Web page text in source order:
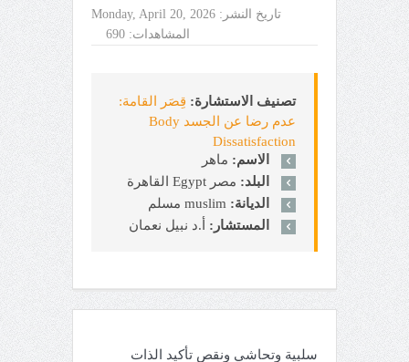
تاريخ النشر: Monday, April 20, 2026
المشاهدات: 690
تصنيف الاستشارة: قِصَر القامة:
عدم رضا عن الجسد Body
Dissatisfaction
الاسم: ماهر
البلد: مصر Egypt القاهرة
الديانة:
المستشار: أ.د نبيل نعمان
سلبية وتحاشي ونقص تأكيد الذات